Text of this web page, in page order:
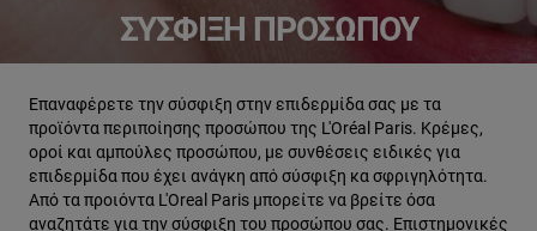
ΣΎΣΦΙΞΗ ΠΡΟΣΏΠΟΥ
Επαναφέρετε την σύσφιξη στην επιδερμίδα σας με τα
προϊόντα περιποίησης προσώπου της L'Oréal Paris. Κρέμες,
οροί και αμπούλες προσώπου, με συνθέσεις ειδικές για
επιδερμίδα που έχει ανάγκη από σύσφιξη κα σφριγηλότητα.
Από τα προιόντα L'Oreal Paris μπορείτε να βρείτε όσα
αναζητάτε για την σύσφιξη του προσώπου σας. Επιστημονικές